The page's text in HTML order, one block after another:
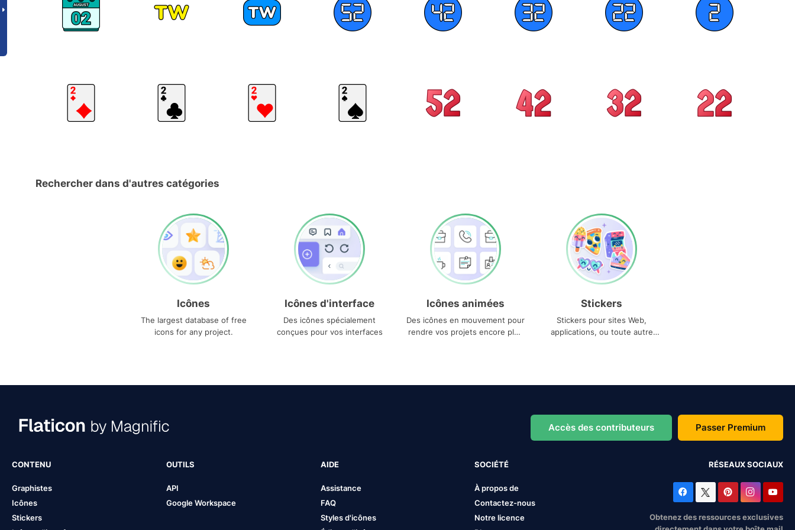
Rechercher dans d'autres catégories
Icônes
The largest database of free
icons for any project.
Icônes d'interface
Des icônes spécialement
conçues pour vos interfaces
Icônes animées
Des icônes en mouvement pour
rendre vos projets encore plus
Stickers
Stickers pour sites Web,
applications, ou toute autre
Accès des contributeurs Passer Premium
CONTENU
Graphistes
Icônes
Stickers
OUTILS
API
Google Workspace
AIDE
Assistance
FAQ
Styles d'icônes
SOCIÉTÉ
À propos de
Contactez-nous
Notre licence
RÉSEAUX SOCIAUX
Obtenez des ressources exclusives